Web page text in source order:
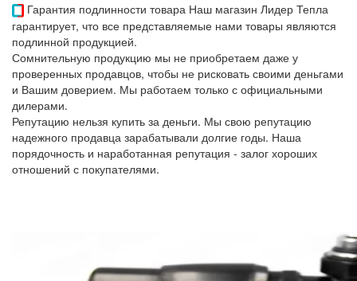
Гарантия подлинности товара Наш магазин Лидер Тепла
гарантирует, что все представляемые нами товары являются
подлинной продукцией.
Сомнительную продукцию мы не приобретаем даже у
проверенных продавцов, чтобы не рисковать своими деньгами
и Вашим доверием. Мы работаем только с официальными
дилерами.
Репутацию нельзя купить за деньги. Мы свою репутацию
надежного продавца зарабатывали долгие годы. Наша
порядочность и наработанная репутация - залог хороших
отношений с покупателями.